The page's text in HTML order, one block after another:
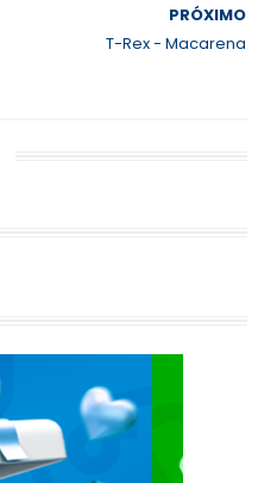
PRÓXIMO
T-Rex - Macarena